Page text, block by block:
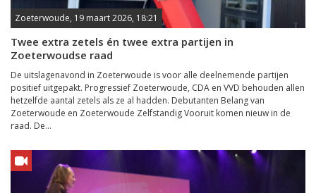
Zoeterwoude, 19 maart 2026, 18:21
Twee extra zetels én twee extra partijen in
Zoeterwoudse raad
De uitslagenavond in Zoeterwoude is voor alle deelnemende partijen
positief uitgepakt. Progressief Zoeterwoude, CDA en VVD behouden allen
hetzelfde aantal zetels als ze al hadden. Debutanten Belang van
Zoeterwoude en Zoeterwoude Zelfstandig Vooruit komen nieuw in de
raad. De...